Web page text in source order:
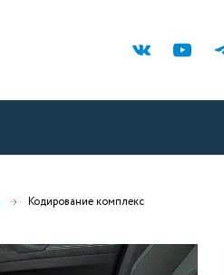
Кодирование комплекс